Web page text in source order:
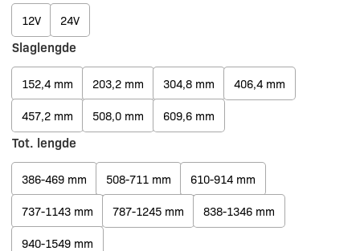
12V 24V
Slaglengde
152,4 mm 203,2 mm 304,8 mm 406,4 mm
457,2 mm 508,0 mm 609,6 mm
Tot. lengde
386-469 mm 508-711 mm 610-914 mm
737-1143 mm 787-1245 mm 838-1346 mm
940-1549 mm